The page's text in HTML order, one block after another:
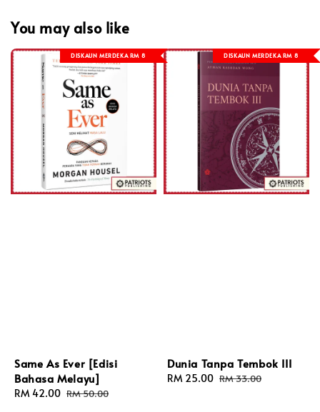
You may also like
DISKAUN MERDEKA RM 8
Same As Ever [Edisi
Bahasa Melayu]
Sale
RM 42.00 Regular
RM 50.00
DISKAUN MERDEKA RM 8
Dunia Tanpa Tembok III
Sale
RM 25.00 Regular
RM 33.00